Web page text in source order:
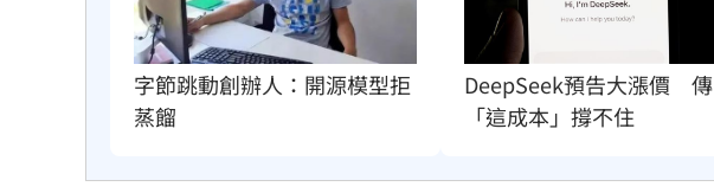
字節跳動創辦人：開源模型拒
蒸餾
DeepSeek預告大漲價　傳
「這成本」撐不住